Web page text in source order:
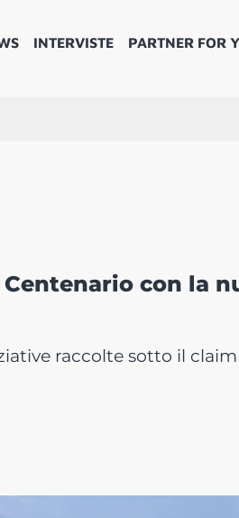
INTERVISTE PARTNER FOR
con la
raccolte sotto il claim